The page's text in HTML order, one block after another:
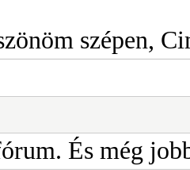
szépen,
És még